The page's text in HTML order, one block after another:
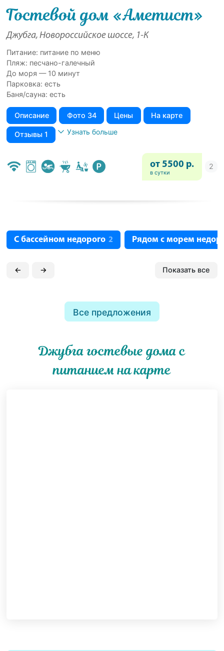
Гостевой дом «Аметист»
Джубга, Новороссийское шоссе, 1-К
Питание: питание по меню
Пляж: песчано-галечный
До моря — 10 минут
Парковка: есть
Баня/сауна: есть
Описание Фото 34 Цены На карте
Отзывы 1 Узнать больше
от 5500 р.
в сутки
С бассейном недорого 2 Рядом с морем
← → Показать все
Все предложения
Джубга гостевые дома с
питанием на карте